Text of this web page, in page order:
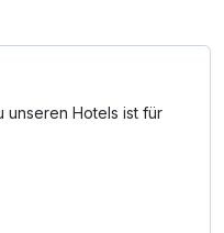
unseren Hotels ist für